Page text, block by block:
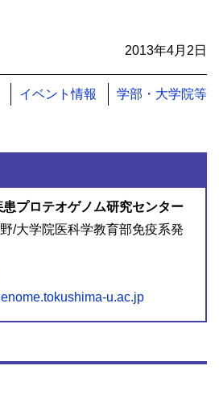
2013年4月2日
イベント情報 学部・大学院等
プロテオゲノム研究センター
/大学院医科学教育部免疫系発
u.ac.jp